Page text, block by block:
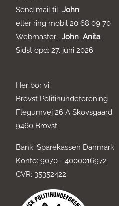
Send mail til John
eller ring mobil 20 68 09 70
Webmaster: John Anita
Sidst opd: 27. juni 2026
Her bor vi:
Brovst Politihundeforening
Flegumvej 26 A Skovsgaard
9460 Brovst
Bank: Sparekassen Danmark
Konto: 9070 - 4000016972
CVR: 35352422